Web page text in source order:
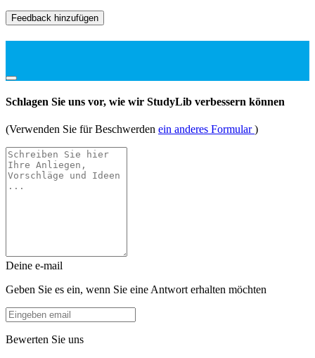
Feedback hinzufügen
Schlagen Sie uns vor, wie wir StudyLib verbessern können
(Verwenden Sie für Beschwerden ein anderes Formular)
Deine e-mail
Geben Sie es ein, wenn Sie eine Antwort erhalten möchten
Bewerten Sie uns